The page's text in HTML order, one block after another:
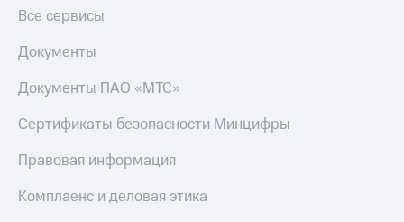
Все сервисы
Документы
Документы ПАО «МТС»
Сертификаты безопасности Минцифры
Правовая информация
Комплаенс и деловая этика